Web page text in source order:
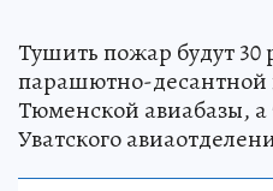
Тушить пожар будут 30
парашютно-
Тюменской авиабазы, а
Уватского